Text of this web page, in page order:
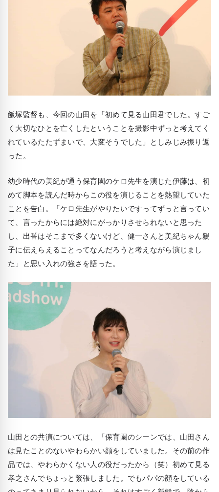
飯塚監督も、今回の山田を「初めて見る山田君でした。すご
く大切なひとを亡くしたということを撮影中ずっと考えてく
れているたたずまいで、大変そうでした」としみじみ振り返
った。
幼少時代の美紀が通う保育園のケロ先生を演じた伊藤は、初
めて脚本を読んだ時からこの役を演じることを熱望していた
ことを告白。「ケロ先生がやりたいですってずっと言ってい
て、言ったからには絶対にがっかりさせられないと思った
し、出番はそこまで多くないけど、健一さんと美紀ちゃん親
子に伝えらえることってなんだろうと考えながら演じまし
た」と思い入れの強さを語った。
山田との共演については、「保育園のシーンでは、山田さん
は見たことのないやわらかい顔をしていました。その前の作
品では、やわらかくない人の役だったから（笑）初めて見る
孝之さんでちょっと緊張しました。でもパパの顔をしている